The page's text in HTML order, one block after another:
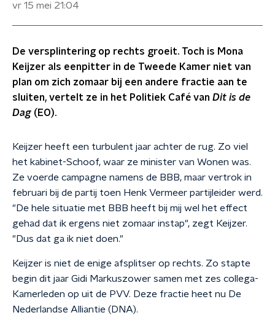
vr 15 mei 21:04
De versplintering op rechts groeit. Toch is Mona
Keijzer als eenpitter in de Tweede Kamer niet van
plan om zich zomaar bij een andere fractie aan te
sluiten, vertelt ze in het Politiek Café van Dit is de
Dag (EO).
Keijzer heeft een turbulent jaar achter de rug. Zo viel
het kabinet-Schoof, waar ze minister van Wonen was.
Ze voerde campagne namens de BBB, maar vertrok in
februari bij de partij toen Henk Vermeer partijleider werd.
"De hele situatie met BBB heeft bij mij wel het effect
gehad dat ik ergens niet zomaar instap", zegt Keijzer.
"Dus dat ga ik niet doen."
Keijzer is niet de enige afsplitser op rechts. Zo stapte
begin dit jaar Gidi Markuszower samen met zes collega-
Kamerleden op uit de PVV. Deze fractie heet nu De
Nederlandse Alliantie (DNA).